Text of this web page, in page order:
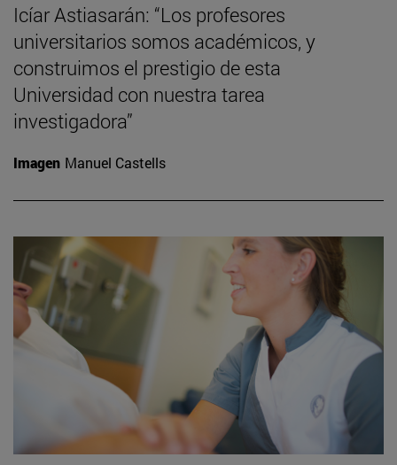
Icíar Astiasarán: “Los profesores
universitarios somos académicos, y
construimos el prestigio de esta
Universidad con nuestra tarea
investigadora”
Imagen Manuel Castells